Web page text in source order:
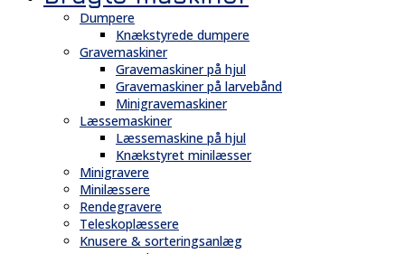
Dumpere
Knækstyrede dumpere
Gravemaskiner
Gravemaskiner på hjul
Gravemaskiner på larvebånd
Minigravemaskiner
Læssemaskiner
Læssemaskine på hjul
Knækstyret minilæsser
Minigravere
Minilæssere
Rendegravere
Teleskoplæssere
Knusere & sorteringsanlæg